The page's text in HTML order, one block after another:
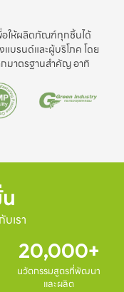
อให้ผลิตภัณฑ์ทุกชิ้นได้
บรนด์และผู้บริโภค โดย
กมาตรฐานสำคัญ อาทิ
เรา
20,000
นวัตกรรมสูตรที่พัฒนา
และผลิต